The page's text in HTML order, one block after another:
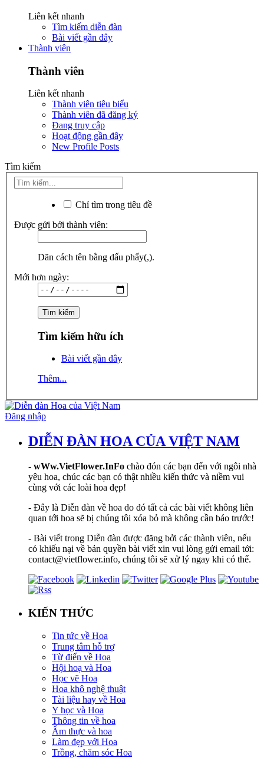
Liên kết nhanh
Tìm kiếm diễn đàn
Bài viết gần đây
Thành viên
Thành viên
Liên kết nhanh
Thành viên tiêu biểu
Thành viên đã đăng ký
Đang truy cập
Hoạt động gần đây
New Profile Posts
Tìm kiếm
Chỉ tìm trong tiêu đề
Được gửi bởi thành viên:
Dãn cách tên bằng dấu phẩy(,).
Mới hơn ngày:
Tìm kiếm hữu ích
Bài viết gần đây
Thêm...
Đăng nhập
DIỄN ĐÀN HOA CỦA VIỆT NAM
- wWw.VietFlower.InFo chào đón các bạn đến với ngôi nhà
yêu hoa, chúc các bạn có thật nhiều kiến thức và niềm vui
cùng với các loài hoa đẹp!
- Đây là Diễn đàn về hoa do đó tất cả các bài viết không liên
quan tới hoa sẽ bị chúng tôi xóa bỏ mà không cần báo trước!
- Bài viết trong Diễn đàn được đăng bởi các thành viên, nếu
có khiếu nại về bản quyền bài viết xin vui lòng gửi email tới:
contact@vietflower.info, chúng tôi sẽ xử lý ngay khi có thể.
KIẾN THỨC
Tin tức về Hoa
Trung tâm hỗ trợ
Từ điển về Hoa
Hội hoạ và Hoa
Học vẽ Hoa
Hoa khô nghệ thuật
Tài liệu hay về Hoa
Y học và Hoa
Thông tin về hoa
Ẩm thực và hoa
Làm đẹp với Hoa
Trồng, chăm sóc Hoa